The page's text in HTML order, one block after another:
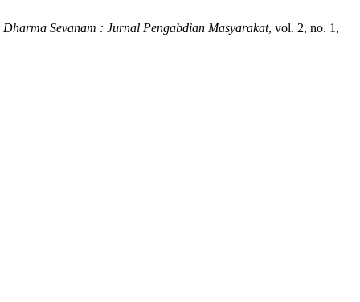
Dharma Sevanam : Jurnal Pengabdian Masyarakat, vol. 2, no. 1,